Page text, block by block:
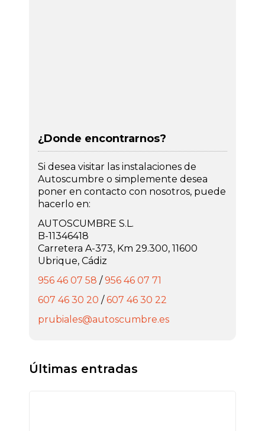
¿Donde encontrarnos?
Si desea visitar las instalaciones de
Autoscumbre o simplemente desea
poner en contacto con nosotros, puede
hacerlo en:
AUTOSCUMBRE S.L.
B-11346418
Carretera A-373, Km 29.300, 11600
Ubrique, Cádiz
956 46 07 58 /956 46 07 71
607 46 30 20 /607 46 30 22
prubiales@autoscumbre.es
Últimas entradas